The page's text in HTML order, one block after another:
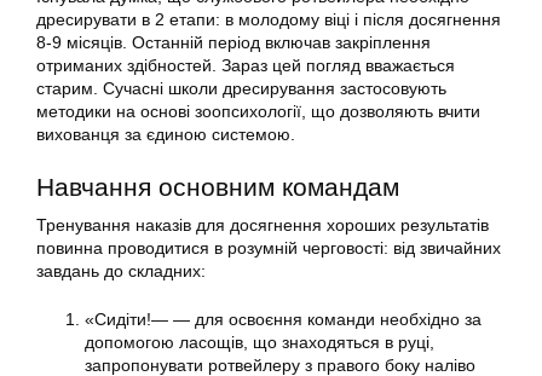
дресирувати в 2 етапи: в молодому віці і після досягнення
8-9 місяців. Останній період включав закріплення
отриманих здібностей. Зараз цей погляд вважається
старим. Сучасні школи дресирування застосовують
методики на основі зоопсихології, що дозволяють вчити
вихованця за єдиною системою.
Навчання основним командам
Тренування наказів для досягнення хороших результатів
повинна проводитися в розумній черговості: від звичайних
завдань до складних:
«Сидіти!— — для освоєння команди необхідно за
допомогою ласощів, що знаходяться в руці,
запропонувати ротвейлеру з правого боку наліво